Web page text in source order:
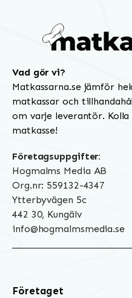
Vad gör vi?
Matkassarna.se jämför
matkassar och
om varje leverantör. Kolla
matkasse!
Företagsuppgifter:
Hogmalms Media AB
Org.nr: 559132-4347
Ytterbyvägen 5c
442 30, Kungälv
info@hogmalmsmedia.se
Företaget